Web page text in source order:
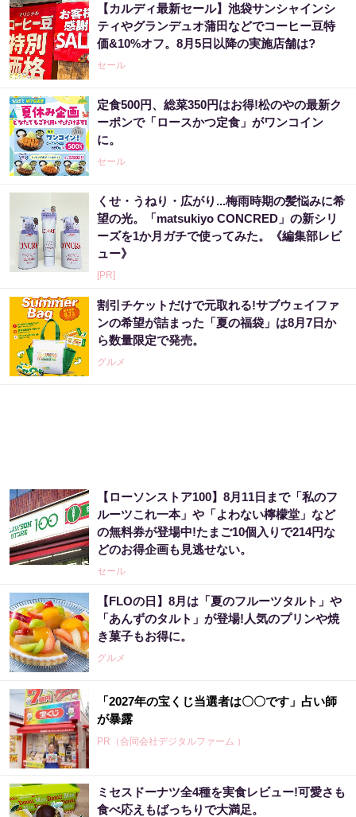
【カルディ最新セール】池袋サンシャインシ
ティやグランデュオ蒲田などでコーヒー豆特
価&10%オフ。8月5日以降の実施店舗は?
セール
定食500円、総菜350円はお得!松のやの最新ク
ーポンで「ロースかつ定食」がワンコイン
に。
セール
くせ・うねり・広がり...梅雨時期の髪悩みに希
望の光。「matsukiyo CONCRED」の新シリ
ーズを1か月ガチで使ってみた。《編集部レビ
ュー》
[PR]
割引チケットだけで元取れる!サブウェイファ
ンの希望が詰まった「夏の福袋」は8月7日か
ら数量限定で発売。
グルメ
【ローソンストア100】8月11日まで「私のフ
ルーツこれ一本」や「よわない檸檬堂」など
の無料券が登場中!たまご10個入りで214円な
どのお得企画も見逃せない。
セール
【FLOの日】8月は「夏のフルーツタルト」や
「あんずのタルト」が登場!人気のプリンや焼
き菓子もお得に。
グルメ
「2027年の宝くじ当選者は〇〇です」占い師
が暴露
PR（合同会社デジタルファーム ）
「宝くじ、運じゃなかった」当たる人は“同じ
ミセスドーナツ全4種を実食レビュー!可愛さも
食べ応えもばっちりで大満足。